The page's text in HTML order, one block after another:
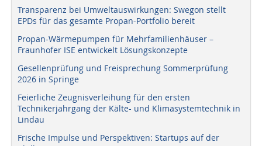
Transparenz bei Umweltauswirkungen: Swegon stellt
EPDs für das gesamte Propan-Portfolio bereit
Propan-Wärmepumpen für Mehrfamilienhäuser –
Fraunhofer ISE entwickelt Lösungskonzepte
Gesellenprüfung und Freisprechung Sommerprüfung
2026 in Springe
Feierliche Zeugnisverleihung für den ersten
Technikerjahrgang der Kälte- und Klimasystemtechnik in
Lindau
Frische Impulse und Perspektiven: Startups auf der